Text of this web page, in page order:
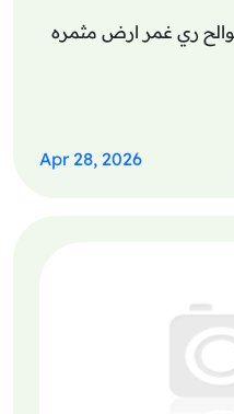
ري غمر ارض مثمره
Apr 28, 2026